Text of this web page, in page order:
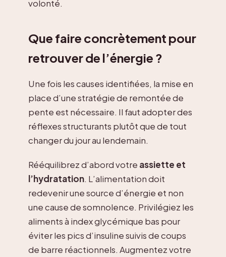
volonté.
Que faire concrètement pour
retrouver de l’énergie ?
Une fois les causes identifiées, la mise en
place d’une stratégie de remontée de
pente est nécessaire. Il faut adopter des
réflexes structurants plutôt que de tout
changer du jour au lendemain.
Rééquilibrez d’abord votre assiette et
l’hydratation. L’alimentation doit
redevenir une source d’énergie et non
une cause de somnolence. Privilégiez les
aliments à index glycémique bas pour
éviter les pics d’insuline suivis de coups
de barre réactionnels. Augmentez votre